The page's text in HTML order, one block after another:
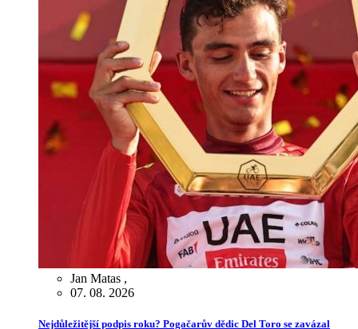
Jan Matas ,
07. 08. 2026
Nejdůležitější podpis roku? Pogačarův dědic Del Toro se zavázal